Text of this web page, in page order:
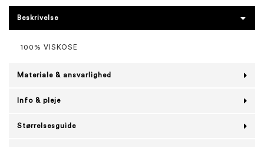
Beskrivelse
100% VISKOSE
Materiale & ansvarlighed
Info & pleje
Størrelsesguide